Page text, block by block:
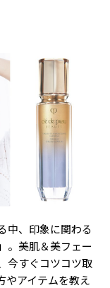
中、印象に関わる
。美肌＆美フェー
今すぐコツコツ取
やアイテムを教え